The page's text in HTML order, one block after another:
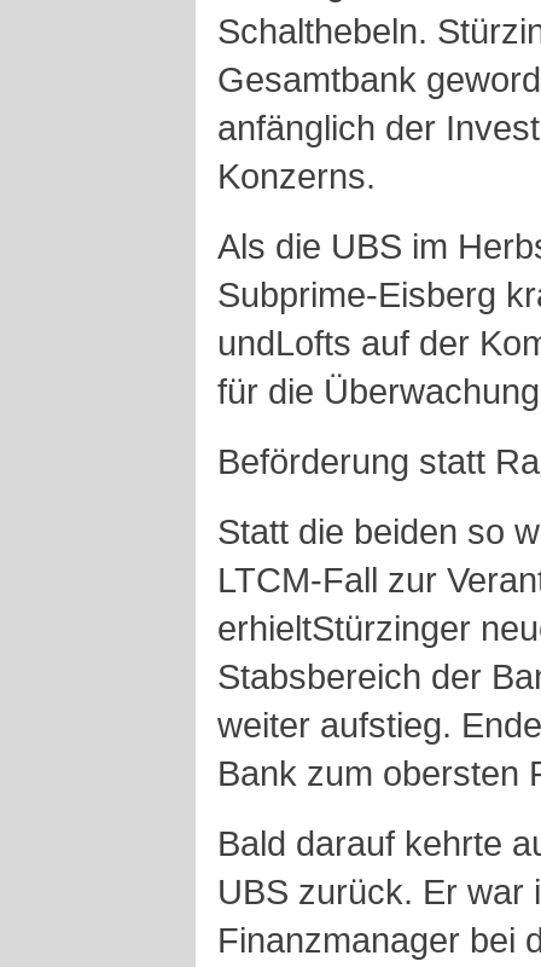
Schalthebeln.
Gesamtbank
anfänglich der
Konzerns.
Als die UBS im
Subprime-Eisberg
undLofts auf der
für die
Beförderung statt
Statt die beiden so
LTCM-Fall zur
erhieltStürzinger
Stabsbereich der
weiter aufstieg.
Bank zum obersten
Bald darauf kehrte
UBS zurück. Er war
Finanzmanager bei